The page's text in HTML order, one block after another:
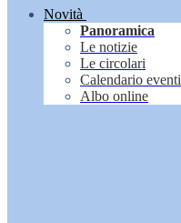
Novità
Panoramica
Le notizie
Le circolari
Calendario eventi
Albo online